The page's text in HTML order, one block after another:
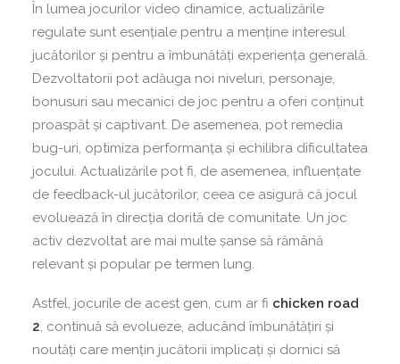
În lumea jocurilor video dinamice, actualizările
regulate sunt esențiale pentru a menține interesul
jucătorilor și pentru a îmbunătăți experiența generală.
Dezvoltatorii pot adăuga noi niveluri, personaje,
bonusuri sau mecanici de joc pentru a oferi conținut
proaspăt și captivant. De asemenea, pot remedia
bug-uri, optimiza performanța și echilibra dificultatea
jocului. Actualizările pot fi, de asemenea, influențate
de feedback-ul jucătorilor, ceea ce asigură că jocul
evoluează în direcția dorită de comunitate. Un joc
activ dezvoltat are mai multe șanse să rămână
relevant și popular pe termen lung.
Astfel, jocurile de acest gen, cum ar fi chicken road
2, continuă să evolueze, aducând îmbunătățiri și
noutăți care mențin jucătorii implicați și dornici să